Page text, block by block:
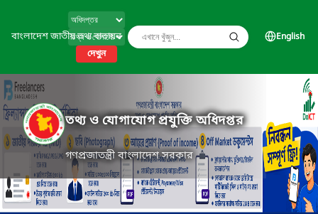
বাংলাদেশ জাতীয় তথ্য বাতায়ন
দেখুন
English
তথ্য ও যোগাযোগ প্রযুক্তি অধিদপ্তর
গণপ্রজাতন্ত্রী বাংলাদেশ সরকার